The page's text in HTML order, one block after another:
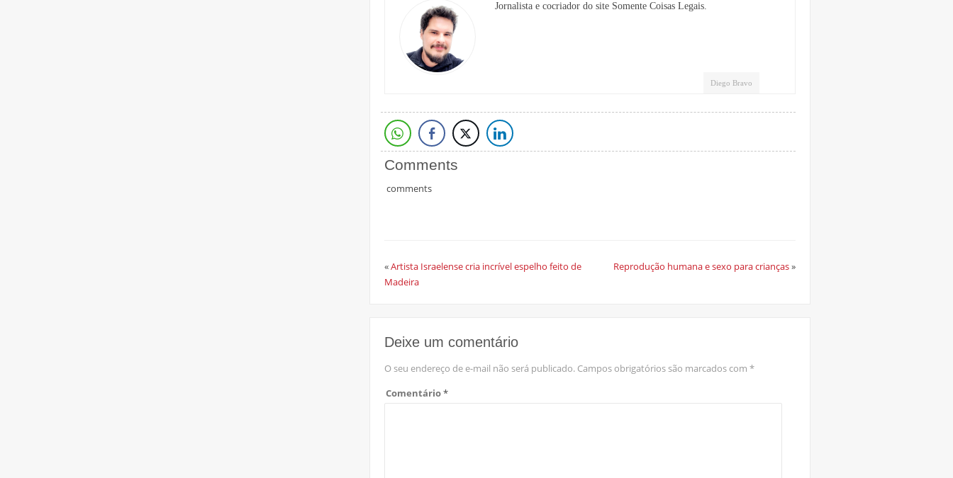
Diego Bravo
Jornalista e cocriador do site Somente Coisas Legais.
Comments
comments
«Artista Israelense cria incrível espelho feito de
Madeira
Reprodução humana e sexo para crianças»
Deixe um comentário
O seu endereço de e-mail não será publicado. Campos obrigatórios são marcados com *
Comentário*